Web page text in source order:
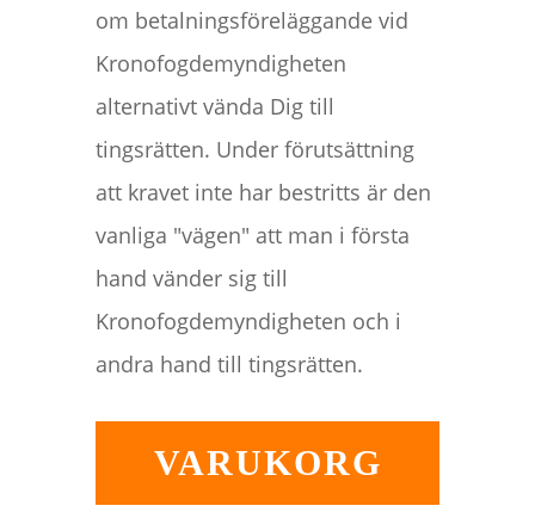
om betalningsföreläggande vid
Kronofogdemyndigheten
alternativt vända Dig till
tingsrätten. Under förutsättning
att kravet inte har bestritts är den
vanliga "vägen" att man i första
hand vänder sig till
Kronofogdemyndigheten och i
andra hand till tingsrätten.
VARUKORG